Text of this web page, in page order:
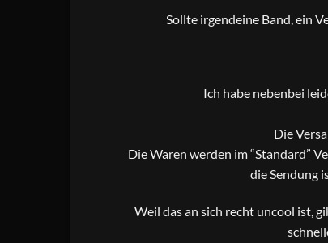
Sollte irgendeine Band, ein
Ich habe nebenbei
Die
Die Waren werden im “Standard”
die Sendung
Weil das an sich recht uncool ist,